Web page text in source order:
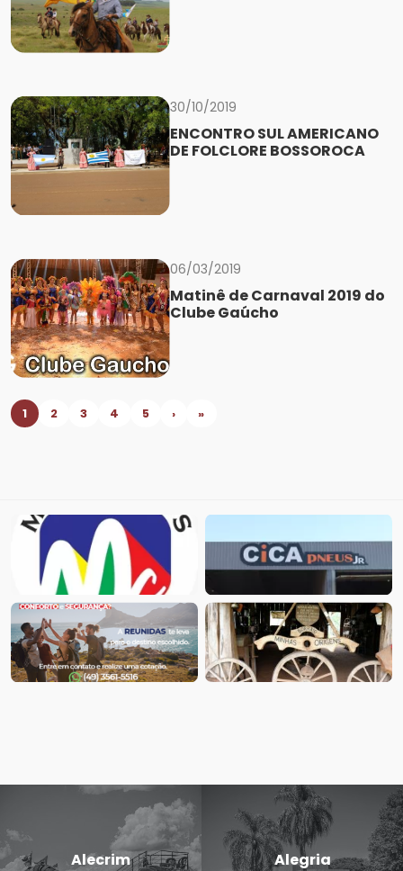
30/10/2019
ENCONTRO SUL AMERICANO
DE FOLCLORE BOSSOROCA
06/03/2019
Matinê de Carnaval 2019 do
Clube Gaúcho
1 2 3 4 5 › »
Alecrim Alegria